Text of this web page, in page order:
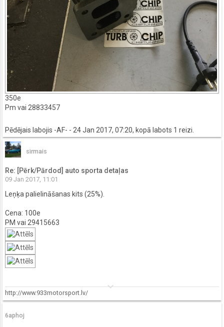
350e
Pm vai 28833457
Pēdējais labojis -AF- - 24 Jan 2017, 07:20, kopā labots 1 reizi.
sirmais
Re: [Pērk/Pārdod] auto sporta detaļas
09 Jan 2017, 11:01
Leņķa palielināšanas kits (25%).
Cena: 100e
PM vai 29415663
keyboard_arrow_down
http://www.933motorsport.lv/
6aphoj